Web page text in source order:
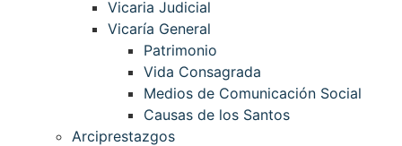
Vicaria Judicial
Vicaría General
Patrimonio
Vida Consagrada
Medios de Comunicación Social
Causas de los Santos
Arciprestazgos